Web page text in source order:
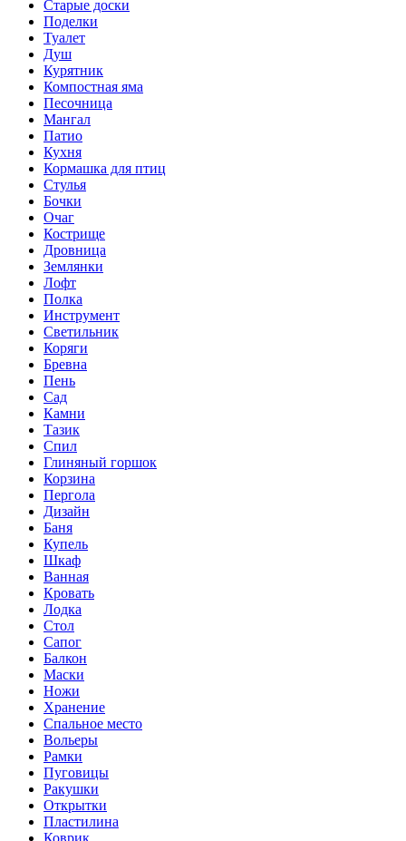
Старые доски
Поделки
Туалет
Душ
Курятник
Компостная яма
Песочница
Мангал
Патио
Кухня
Кормашка для птиц
Стулья
Бочки
Очаг
Кострище
Дровница
Землянки
Лофт
Полка
Инструмент
Светильник
Коряги
Бревна
Пень
Сад
Камни
Тазик
Спил
Глиняный горшок
Корзина
Пергола
Дизайн
Баня
Купель
Шкаф
Ванная
Кровать
Лодка
Стол
Сапог
Балкон
Маски
Ножи
Хранение
Спальное место
Вольеры
Рамки
Пуговицы
Ракушки
Открытки
Пластилина
Коврик